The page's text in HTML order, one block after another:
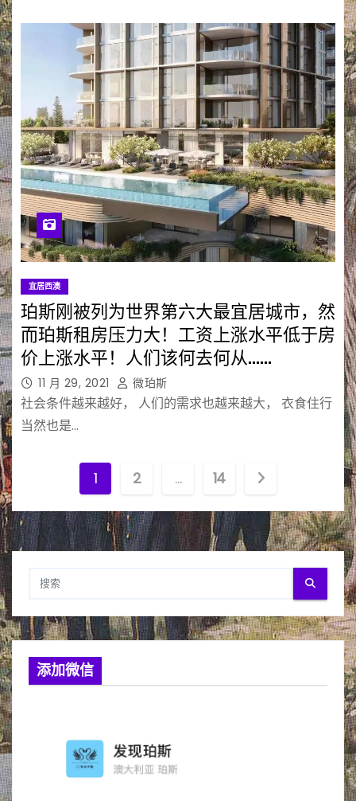
宜居西澳
珀斯刚被列为世界第六大最宜居城市，然
而珀斯租房压力大！工资上涨水平低于房
价上涨水平！人们该何去何从……
11 月 29, 2021 微珀斯
社会条件越来越好， 人们的需求也越来越大， 衣食住行
当然也是…
文
章
分
1 2 … 14
添加微信